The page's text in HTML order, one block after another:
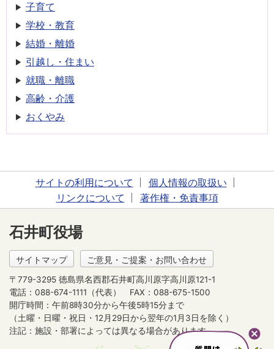
子育て
学校・教育
結婚・離婚
引越し・住まい
就職・離職
高齢・介護
おくやみ
サイトの利用について
個人情報の取扱い
リンクについて
著作権・免責事項
石井町役場
サイトマップ ご意見・ご提案・お問い合わせ
〒779-3295 徳島県名西郡石井町高川原字高川原121-1
電話：088-674-1111（代表）
FAX：088-675-1500
開庁時間：午前8時30分から午後5時15分まで
（土曜・日曜・祝日・12月29日から翌年の1月3日を除く）
注記：施設・部署によっては異なる場合があります。